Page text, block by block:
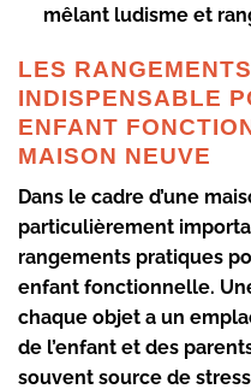
mêlant ludisme et
LES
INDISPENSABLE
ENFANT
MAISON NEUVE
Dans le cadre d’une
particulièrement
rangements pratiques
enfant fonctionnelle.
chaque objet a un
de l’enfant et des
souvent source de